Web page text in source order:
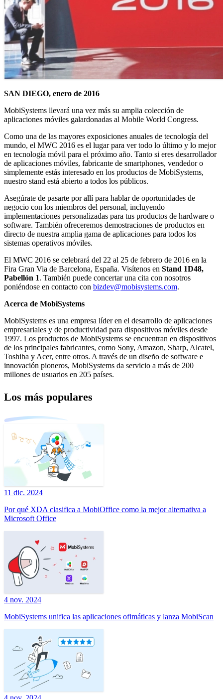
SAN DIEGO, enero de 2016
MobiSystems llevará una vez más su amplia colección de
aplicaciones móviles galardonadas al Mobile World Congress.
Como una de las mayores exposiciones anuales de tecnología del
mundo, el MWC 2016 es el lugar para ver todo lo último y lo mejor
en tecnología móvil para el próximo año. Tanto si eres desarrollador
de aplicaciones móviles, fabricante de smartphones, vendedor o
simplemente estás interesado en los productos de MobiSystems,
nuestro stand está abierto a todos los públicos.
Asegúrate de pasarte por allí para hablar de oportunidades de
negocio con los miembros del personal, incluyendo
implementaciones personalizadas para tus productos de hardware o
software. También ofreceremos demostraciones de productos en
directo de nuestra amplia gama de aplicaciones para todos los
sistemas operativos móviles.
El MWC 2016 se celebrará del 22 al 25 de febrero de 2016 en la
Fira Gran Via de Barcelona, España. Visítenos en Stand 1D48,
Pabellón 1. También puede concertar una cita con nosotros
poniéndose en contacto con bizdev@mobisystems.com.
Acerca de MobiSystems
MobiSystems es una empresa líder en el desarrollo de aplicaciones
empresariales y de productividad para dispositivos móviles desde
1997. Los productos de MobiSystems se encuentran en dispositivos
de los principales fabricantes, como Sony, Amazon, Sharp, Alcatel,
Toshiba y Acer, entre otros. A través de un diseño de software e
innovación pioneros, MobiSystems da servicio a más de 200
millones de usuarios en 205 países.
Los más populares
11 dic. 2024
Por qué XDA clasifica a MobiOffice como la mejor alternativa a
Microsoft Office
4 nov. 2024
MobiSystems unifica las aplicaciones ofimáticas y lanza MobiScan